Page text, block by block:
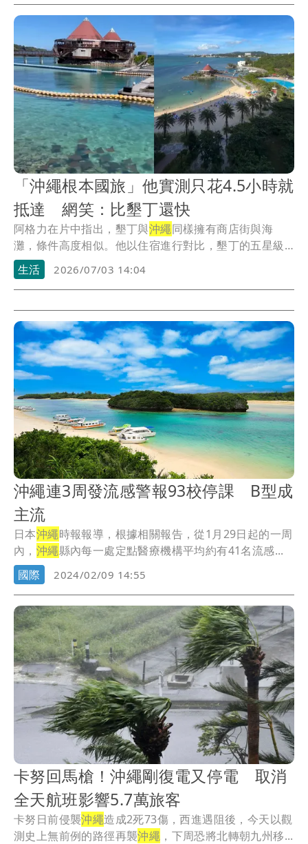
「沖繩根本國旅」他實測只花4.5小時就
抵達 網笑：比墾丁還快
阿格力在片中指出，墾丁與沖繩同樣擁有商店街與海
灘，條件高度相似。他以住宿進行對比，墾丁的五星級
飯店一...
生活 2026/07/03 14:04
沖繩連3周發流感警報93校停課 B型成
主流
日本沖繩時報報導，根據相關報告，從1月29日起的一周
內， 沖繩縣內每一處定點醫療機構平均約有41名流感...
國際
2024/02/09 14:55
卡努回馬槍！沖繩剛復電又停電 取消
全天航班影響5.7萬旅客
卡努日前侵襲沖繩造成2死73傷，西進遇阻後，今天以觀
測史上無前例的路徑再襲沖繩 ，下周恐將北轉朝九州移...